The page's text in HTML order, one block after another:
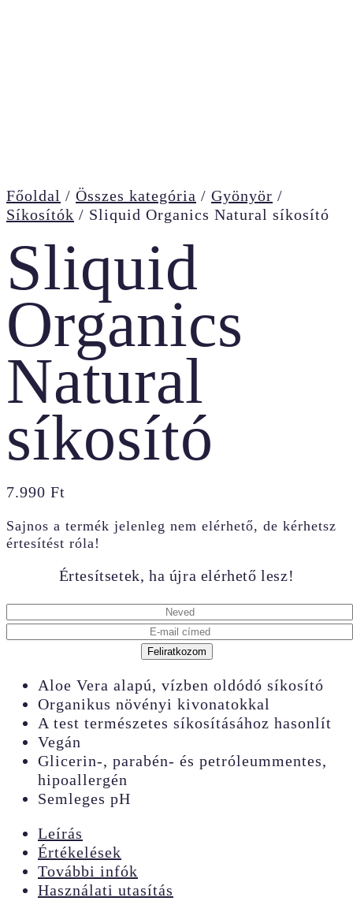
Főoldal / Összes kategória / Gyönyör /
Síkosítók / Sliquid Organics Natural síkosító
Sliquid
Organics
Natural
síkosító
7.990 Ft
Sajnos a termék jelenleg nem elérhető, de kérhetsz
értesítést róla!
Értesítsetek, ha újra elérhető lesz!
Feliratkozom
Aloe Vera alapú, vízben oldódó síkosító
Organikus növényi kivonatokkal
A test természetes síkosításához hasonlít
Vegán
Glicerin-, parabén- és petróleummentes,
hipoallergén
Semleges pH
Leírás
Értékelések
További infók
Használati utasítás